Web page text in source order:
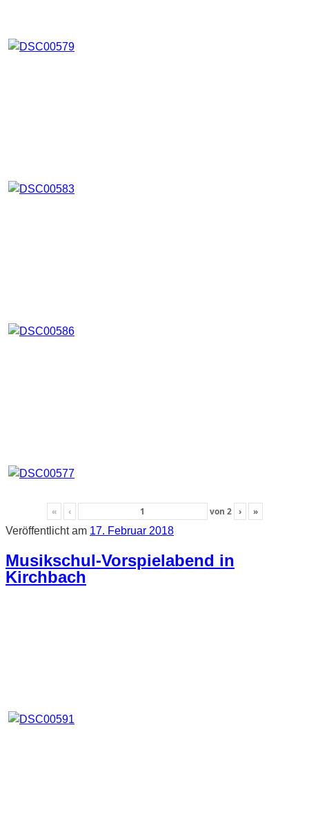
« ‹ von 2 ›
»
Veröffentlicht am 17. Februar 2018
Musikschul-Vorspielabend in
Kirchbach